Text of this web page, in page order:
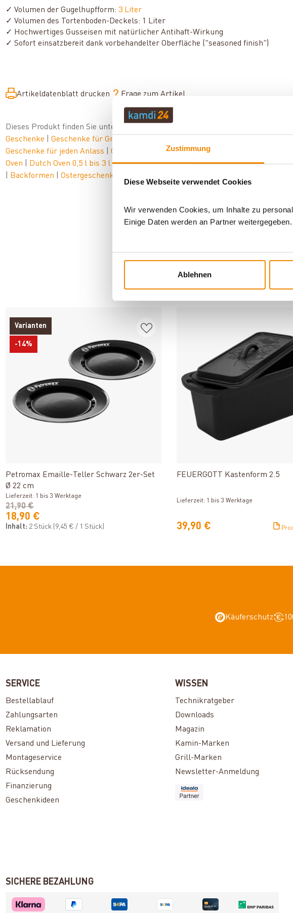
Zustimmung
Diese Webseite verwendet Cookies
Wir verwenden Cookies, um Inhalte zu
Einige Daten werden an Partner
Ablehnen
✓ Volumen der Gugelhupfform: 3 Liter
✓ Volumen des Tortenboden-Deckels: 1 Liter
✓ Hochwertiges Gusseisen mit natürlicher Antihaft-Wirkung
✓ Sofort einsatzbereit dank vorbehandelter Oberfläche ("seasoned finish")
Artikeldatenblatt drucken Frage zum Artikel
Dieses Produkt finden Sie unter:
Geschenke
|Geschenke für Grillfans
Geschenke für jeden Anlass
|Geschenke für Camper & Outdoorfans
Oven
Dutch Oven 0,5 l bis 3 l|Abschiedsgeschenke|Geschenke zum Einzug
Backformen |Ostergeschenke
Varianten
-14%
Petromax Emaille-Teller Schwarz 2er-Set
Ø 22 cm
Lieferzeit: 1 bis 3 Werktage
18,90 €
21,90 €
Inhalt: 2 Stück (9,45 € / 1 Stück)
FEUERGOTT Kastenform 2.5
Lieferzeit: 1 bis 3 Werktage
39,90 €
Käuferschutz
SERVICE
Bestellablauf
Zahlungsarten
Reklamation
Versand und Lieferung
Montageservice
Rücksendung
Finanzierung
Geschenkideen
WISSEN
Technikratgeber
Downloads
Magazin
Kamin-Marken
Grill-Marken
Newsletter-Anmeldung
SICHERE BEZAHLUNG